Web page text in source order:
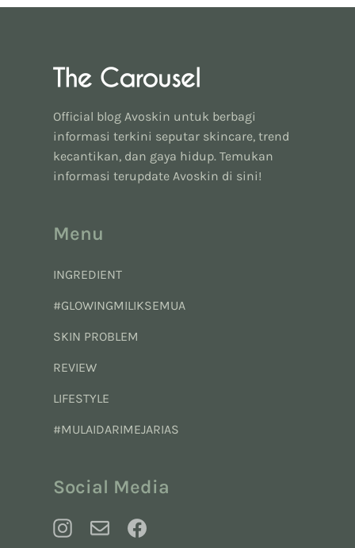
Official blog Avoskin untuk berbagi
informasi terkini seputar skincare, trend
kecantikan, dan gaya hidup. Temukan
informasi terupdate Avoskin di sini!
Menu
INGREDIENT
#GLOWINGMILIKSEMUA
SKIN PROBLEM
REVIEW
LIFESTYLE
#MULAIDARIMEJARIAS
Social Media